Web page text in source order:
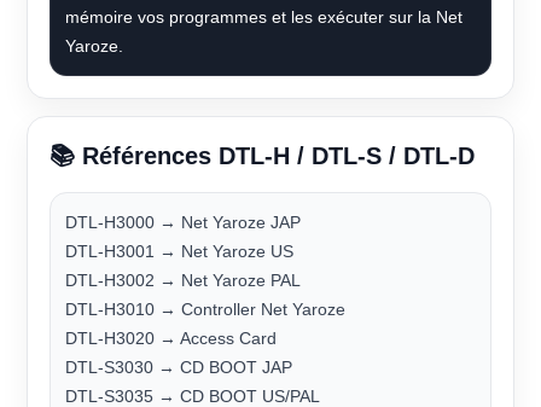
mémoire vos programmes et les exécuter sur la Net
Yaroze.
📚 Références DTL-H / DTL-S / DTL-D
DTL-H3000 → Net Yaroze JAP
DTL-H3001 → Net Yaroze US
DTL-H3002 → Net Yaroze PAL
DTL-H3010 → Controller Net Yaroze
DTL-H3020 → Access Card
DTL-S3030 → CD BOOT JAP
DTL-S3035 → CD BOOT US/PAL